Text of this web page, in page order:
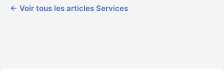
← Voir tous les articles Services